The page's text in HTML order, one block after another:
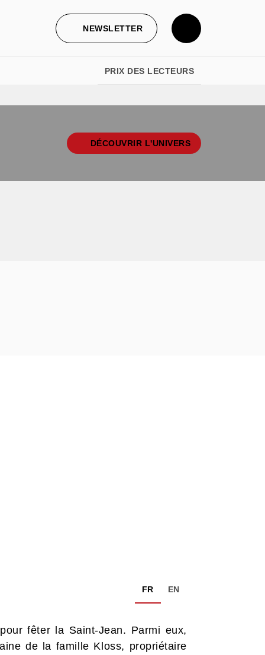
NEWSLETTER
PRIX DES LECTEURS
DÉCOUVRIR L'UNIVERS
FR EN
fêter la Saint-Jean. Parmi eux,
de la famille Kloss, propriétaire